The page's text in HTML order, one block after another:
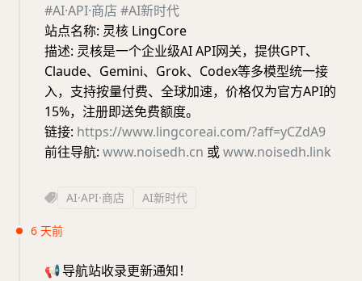
#AI·API·商店 #AI新时代
站点名称: 灵核 LingCore
描述: 灵核是一个企业级AI API网关，提供GPT、
Claude、Gemini、Grok、Codex等多模型统一接
入，支持按量付费、全球加速，价格仅为官方API的
15%，注册即送免费额度。
链接: https://www.lingcoreai.com/?aff=yCZdA9
前往导航: www.noisedh.cn 或www.noisedh.link
AI·API·商店 AI新时代
6 天前
📢导航站收录更新通知！